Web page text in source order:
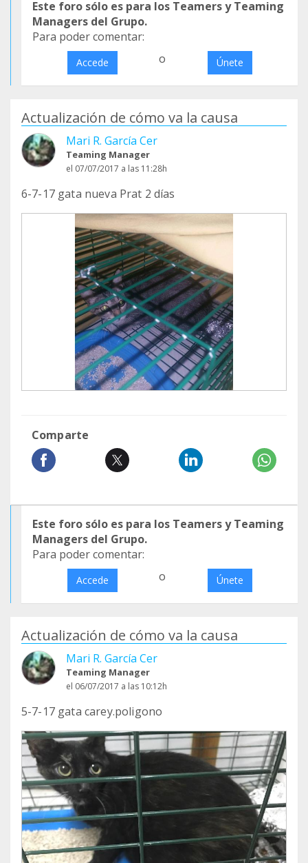
Este foro sólo es para los Teamers y Teaming
Managers del Grupo.
Para poder comentar:
Accede o Únete
Actualización de cómo va la causa
Mari R. García Cer
Teaming Manager
el 07/07/2017 a las 11:28h
6-7-17 gata nueva Prat 2 días
Comparte
Este foro sólo es para los Teamers y Teaming
Managers del Grupo.
Para poder comentar:
Accede o Únete
Actualización de cómo va la causa
Mari R. García Cer
Teaming Manager
el 06/07/2017 a las 10:12h
5-7-17 gata carey.poligono